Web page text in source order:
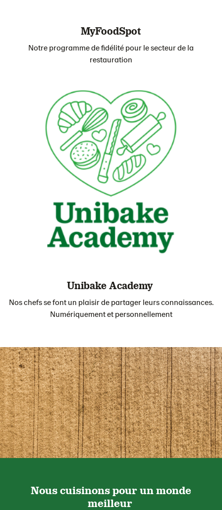
MyFoodSpot
Notre programme de fidélité pour le secteur de la
restauration
Unibake Academy
Nos chefs se font un plaisir de partager leurs connaissances.
Numériquement et personnellement
Nous cuisinons pour un monde
meilleur